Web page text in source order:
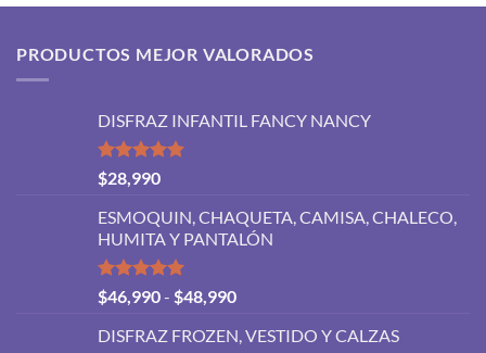
PRODUCTOS MEJOR VALORADOS
DISFRAZ INFANTIL FANCY NANCY
Valorado
con
de 5
$28,990
ESMOQUIN, CHAQUETA, CAMISA, CHALECO,
HUMITA Y PANTALÓN
Valorado
con
de 5
$46,990- $48,990Rango
precios:
DISFRAZ FROZEN, VESTIDO Y CALZAS